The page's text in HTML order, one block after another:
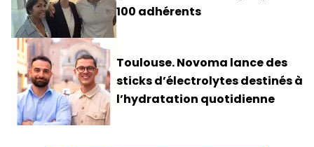
100 adhérents
Toulouse. Novoma lance des
sticks d’électrolytes destinés à
l’hydratation quotidienne